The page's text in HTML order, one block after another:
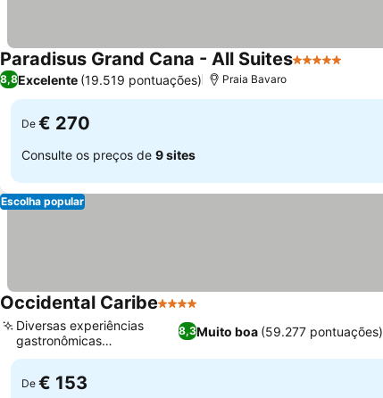
Paradisus Grand Cana - All Suites5 Estrelas
8,8Excelente (19.519 pontuações) Praia Bavaro
De € 270
Consulte os preços de 9 sites
Escolha popular
Occidental Caribe4 Estrelas
8,3Muito boa (59.277 pontuações)
Diversas experiências
gastronômicas
internacionais
De € 153